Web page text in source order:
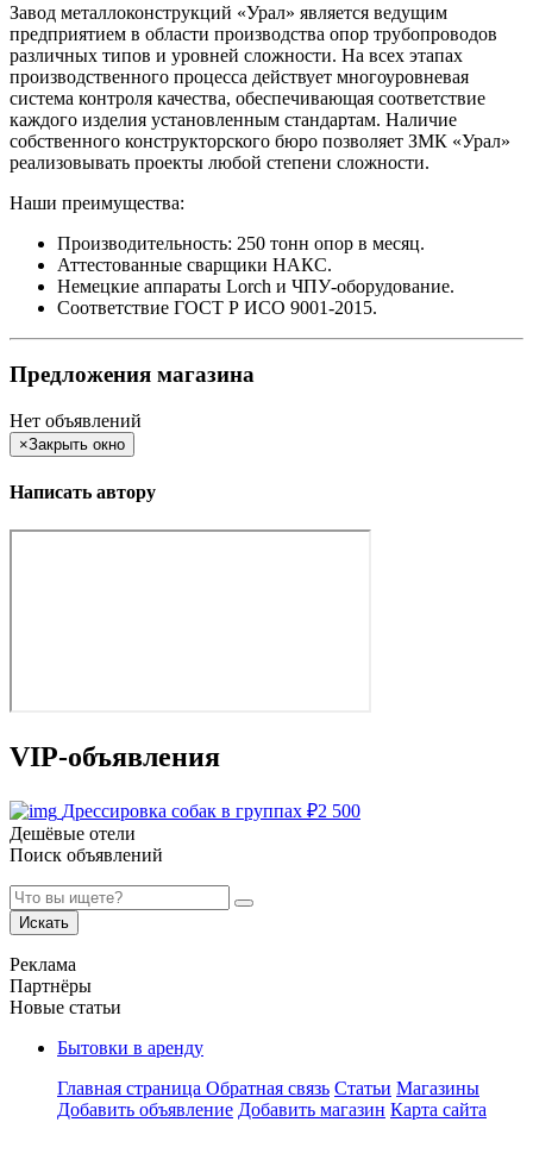
Завод металлоконструкций «Урал» является ведущим
предприятием в области производства опор трубопроводов
различных типов и уровней сложности. На всех этапах
производственного процесса действует многоуровневая
система контроля качества, обеспечивающая соответствие
каждого изделия установленным стандартам. Наличие
собственного конструкторского бюро позволяет ЗМК «Урал»
реализовывать проекты любой степени сложности.
Наши преимущества:
Производительность: 250 тонн опор в месяц.
Аттестованные сварщики НАКС.
Немецкие аппараты Lorch и ЧПУ-оборудование.
Соответствие ГОСТ Р ИСО 9001-2015.
Предложения магазина
Нет объявлений
×Закрыть окно
Написать автору
VIP-объявления
Дрессировка собак в группах ₽2 500
Дешёвые отели
Поиск объявлений
Искать
Реклама
Партнёры
Новые статьи
Бытовки в аренду
Главная страница Обратная связь Статьи Магазины
Добавить объявление Добавить магазин Карта сайта